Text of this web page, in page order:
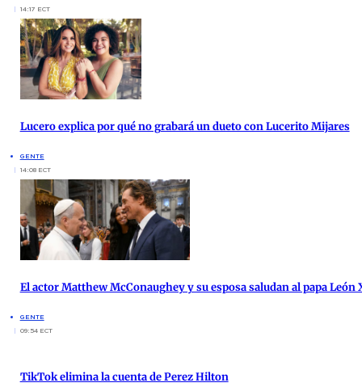
14:17 ECT
Lucero explica por qué no grabará un dueto con Lucerito Mijares
GENTE
14:08 ECT
El actor Matthew McConaughey y su esposa saludan al papa León
GENTE
09:54 ECT
TikTok elimina la cuenta de Perez Hilton